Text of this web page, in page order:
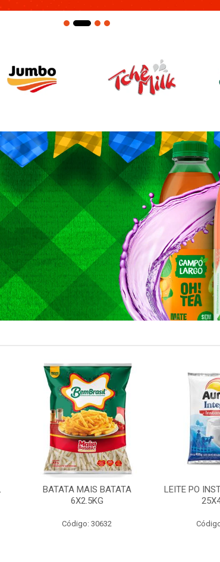
BATATA MAIS BATATA
6X2.5KG
Código: 30632
LEITE PO